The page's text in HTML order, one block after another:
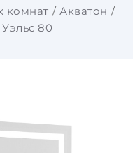
комнат
Акватон
80